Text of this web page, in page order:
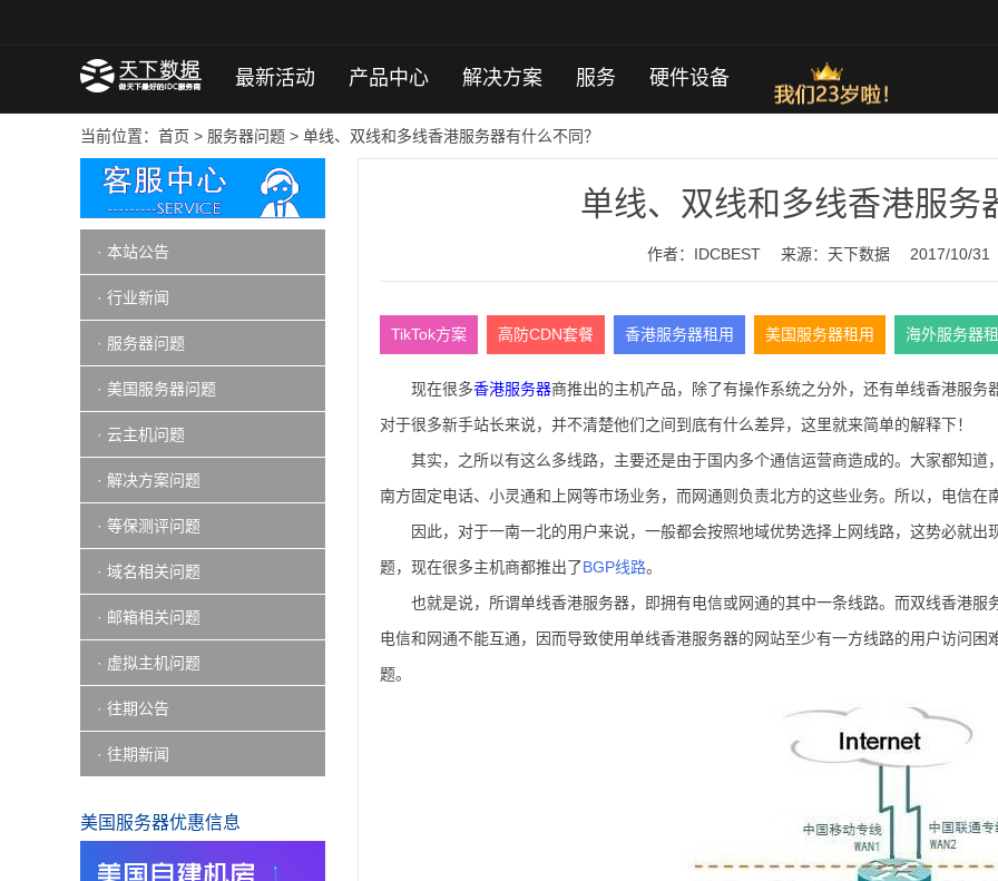
最新活动 产品中心 解决方案 服务 硬件设备
当前位置： 首页 > 服务器问题 > 单线、双线和多线香港服务器有什么不同？
· 本站公告
· 行业新闻
· 服务器问题
· 美国服务器问题
· 云主机问题
· 解决方案问题
· 等保测评问题
· 域名相关问题
· 邮箱相关问题
· 虚拟主机问题
· 往期公告
· 往期新闻
美国服务器优惠信息
单线、双线和多线香港服务
作者：IDCBEST 来源： 天下数据 2017/10/31
TikTok方案 高防CDN套餐 香港服务器租用 美国服务器租用 海外服务器
现在很多香港服务器商推出的主机产品，除了有操作系统之分外，还有单线香港服务
对于很多新手站长来说，并不清楚他们之间到底有什么差异，这里就来简单的解释下！
其实，之所以有这么多线路，主要还是由于国内多个通信运营商造成的。大家都知
南方固定电话、小灵通和上网等市场业务，而网通则负责北方的这些业务。所以，电信在
因此，对于一南一北的用户来说，一般都会按照地域优势选择上网线路，这势必就
题，现在很多主机商都推出了BGP线路。
也就是说，所谓单线香港服务器，即拥有电信或网通的其中一条线路。而双线香港
电信和网通不能互通，因而导致使用单线香港服务器的网站至少有一方线路的用户访问
题。